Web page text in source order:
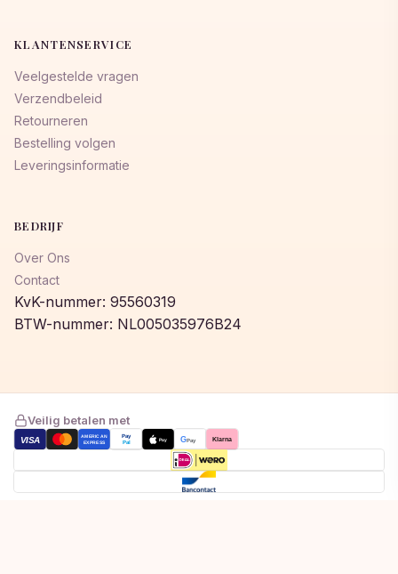
KLANTENSERVICE
Veelgestelde vragen
Verzendbeleid
Retourneren
Bestelling volgen
Leveringsinformatie
BEDRIJF
Over Ons
Contact
KvK-nummer: 95560319
BTW-nummer: NL005035976B24
Veilig betalen met
VISA AMERICAN
EXPRESS
Pay
Pal Pay GPay Klarna